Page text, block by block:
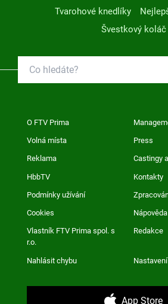
Tvarohové knedlíky
Švestkový koláč
O FTV Prima
Volná místa Press
Reklama Castingy
HbbTV Kontakty
Podmínky užívání
Cookies Nápověda
Vlastník FTV Prima spol. s
r.o.
Redakce
Nahlásit chybu
App Store